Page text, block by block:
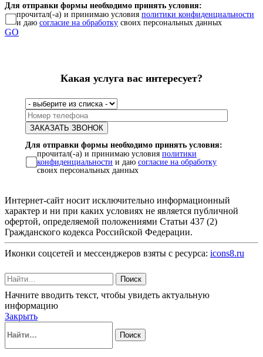
Для отправки формы необходимо принять условия:
прочитал(-а) и принимаю условия политики конфиденциальности
и даю согласие на обработку своих персональных данных
GO
Какая услуга вас интересует?
Для отправки формы необходимо принять условия:
прочитал(-а) и принимаю условия политики
конфиденциальности и даю согласие на обработку
своих персональных данных
Интернет-сайт носит исключительно информационный
характер и ни при каких условиях не является публичной
офертой, определяемой положениями Статьи 437 (2)
Гражданского кодекса Российской Федерации.
Иконки соцсетей и мессенджеров взяты с ресурса: icons8.ru
Поиск
Начните вводить текст, чтобы увидеть актуальную
информацию
Закрыть
Поиск